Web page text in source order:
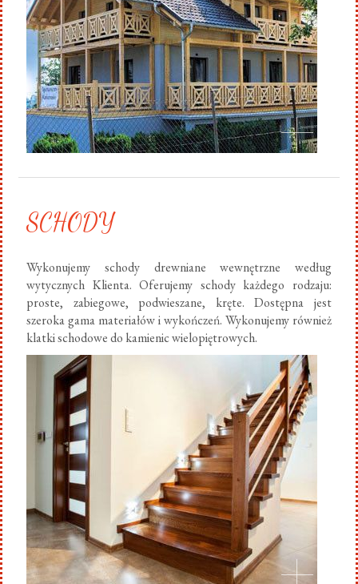
SCHODY
Wykonujemy schody drewniane wewnętrzne według
wytycznych Klienta. Oferujemy schody każdego rodzaju:
proste, zabiegowe, podwieszane, kręte. Dostępna jest
szeroka gama materiałów i wykończeń. Wykonujemy również
klatki schodowe do kamienic wielopiętrowych.